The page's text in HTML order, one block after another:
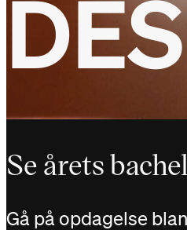
Se årets
Gå på opdagelse